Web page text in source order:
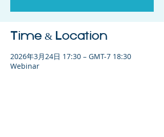
Time & Location
2026年3月24日 17:30 – GMT-7 18:30
Webinar